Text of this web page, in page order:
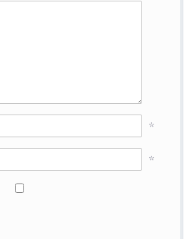
*
*